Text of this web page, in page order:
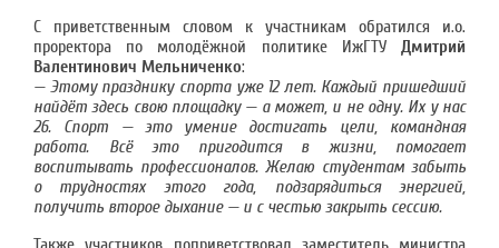
С приветственным словом к участникам обратился и.о.
проректора по молодёжной политике ИжГТУДмитрий
Валентинович Мельниченко:
— Этому празднику спорта уже 12 лет. Каждый пришедший
найдёт здесь свою площадку — а может, и не одну. Их у нас
26. Спорт — это умение достигать цели, командная
работа. Всё это пригодится в жизни, помогает
воспитывать профессионалов. Желаю студентам забыть
о трудностях этого года, подзарядиться энергией,
получить второе дыхание — и с честью закрыть сессию.